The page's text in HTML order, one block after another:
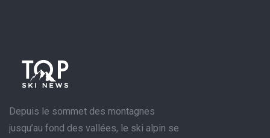
Depuis le sommet des montagnes
jusqu’au fond des vallées, le ski alpin se